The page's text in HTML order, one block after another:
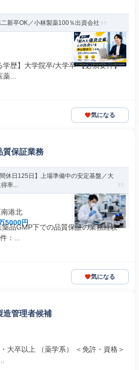
新卒OK／小林製薬100％出資会社
学歴】大学院卒/大学卒 【必須要件】
...
気になる
質保証業務
休日125日】上場準備中の安定基盤／大
率...
港北
5000円
品GMP下での品質保証の業務経験
：...
気になる
造管理者候補
大卒以上 （薬学系） ＜免許・資格＞